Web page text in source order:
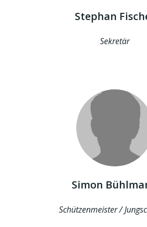
Stephan
Sekretär
Simon
Schützenmeister /